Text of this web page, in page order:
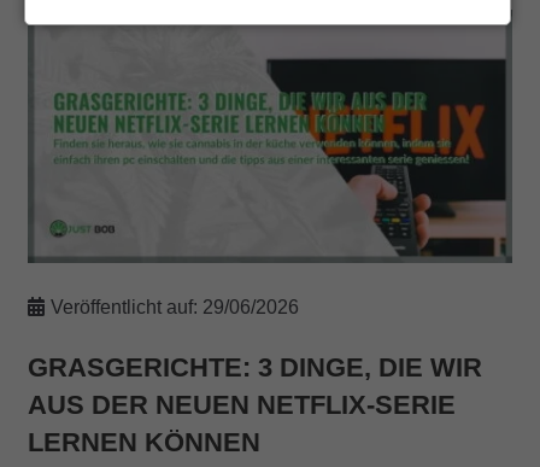
Veröffentlicht auf: 29/06/2026
GRASGERICHTE: 3 DINGE, DIE WIR
AUS DER NEUEN NETFLIX-SERIE
LERNEN KÖNNEN